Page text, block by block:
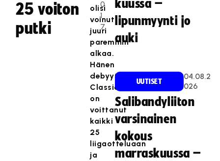
25 voiton
putki
0
1
7
olisi
voinut
juuri
paremmin
alkaa.
Hänen
debyyttikaudellaan
Classic
on
voittanut
kaikki
25
liigaotteluaan
ja
kuussa –
lipunmyynti jo
auki
UUTISET
04.08.2
026
Salibandyliiton
varsinainen
kokous
marraskuussa –